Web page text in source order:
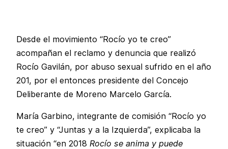
Desde el movimiento “Rocío yo te creo”
acompañan el reclamo y denuncia que realizó
Rocío Gavilán, por abuso sexual sufrido en el año
201, por el entonces presidente del Concejo
Deliberante de Moreno Marcelo García.
María Garbino, integrante de comisión “Rocío yo
te creo” y “Juntas y a la Izquierda”, explicaba la
situación “en 2018 Rocío se anima y puede